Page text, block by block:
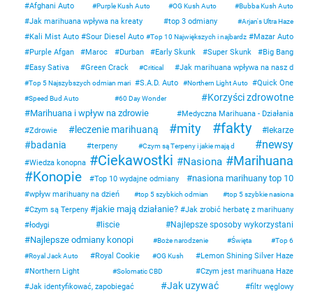
Afghani Auto Purple Kush Auto OG Kush Auto Bubba Kush Auto
Jak marihuana wpływa na kreaty top 3 odmiany Arjan's Ultra Haze
Kali Mist Auto Sour Diesel Auto Top 10 Największych i najbardz
Mazar Auto
Purple Afgan
Maroc Durban Early Skunk Super Skunk
Big Bang
Easy Sativa
Green Crack Critical Jak marihuana wpływa na nasz d
Top 5 Najszybszych odmian mari S.A.D. Auto Northern Light Auto Quick One
Speed Bud Auto 60 Day Wonder Korzyści zdrowotne
Marihuana i wpływ na zdrowie
Medyczna Marihuana - Działania
Zdrowie
leczenie marihuaną mity fakty lekarze
badania terpeny Czym są Terpeny i jakie mają d newsy
Wiedza konopna Ciekawostki Nasiona Marihuana
Konopie Top 10 wydajne odmiany nasiona marihuany top 10
wpływ marihuany na dzień top 5 szybkich odmian top 5 szybkie nasiona
Czym są Terpeny jakie mają działanie?
Jak zrobić herbatę z marihuany
łodygi
liscie Najlepsze sposoby wykorzystani
Najlepsze odmiany konopi Boże narodzenie Święta
Top 6
Royal Jack Auto
Royal Cookie OG Kush
Lemon Shining Silver Haze
Northern Light
Solomatic CBD
Czym jest marihuana Haze
Jak identyfikować, zapobiegać
Jak uzywać
filtr węglowy